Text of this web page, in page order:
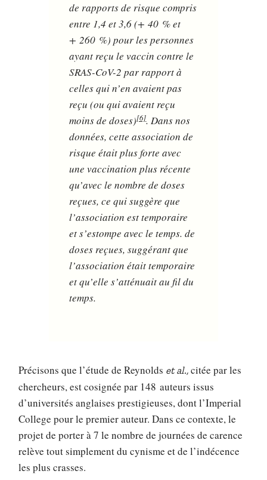
de rapports de risque compris
entre 1,4 et 3,6 (+ 40 % et
+ 260 %) pour les personnes
ayant reçu le vaccin contre le
SRAS-CoV-2 par rapport à
celles qui n’en avaient pas
reçu (ou qui avaient reçu
moins de doses)[6]. Dans nos
données, cette association de
risque était plus forte avec
une vaccination plus récente
qu’avec le nombre de doses
reçues, ce qui suggère que
l’association est temporaire
et s’estompe avec le temps. de
doses reçues, suggérant que
l’association était temporaire
et qu’elle s’atténuait au fil du
temps.
Précisons que l’étude de Reynolds et al., citée par les
chercheurs, est cosignée par 148 auteurs issus
d’universités anglaises prestigieuses, dont l’Imperial
College pour le premier auteur. Dans ce contexte, le
projet de porter à 7 le nombre de journées de carence
relève tout simplement du cynisme et de l’indécence
les plus crasses.